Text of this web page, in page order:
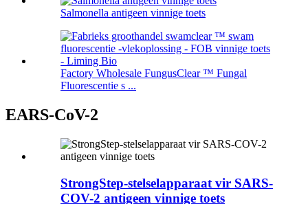
Salmonella antigeen vinnige toets
Factory Wholesale FungusClear ™ Fungal
Fluorescentie s ...
EARS-CoV-2
StrongStep-stelselapparaat vir SARS-
COV-2 antigeen vinnige toets